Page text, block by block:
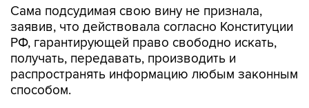
РФ, гарантирующей право свободно искать,
получать, передавать, производить и
распространять информацию любым законным
способом.
Проведение акции "Марш за федерализацию